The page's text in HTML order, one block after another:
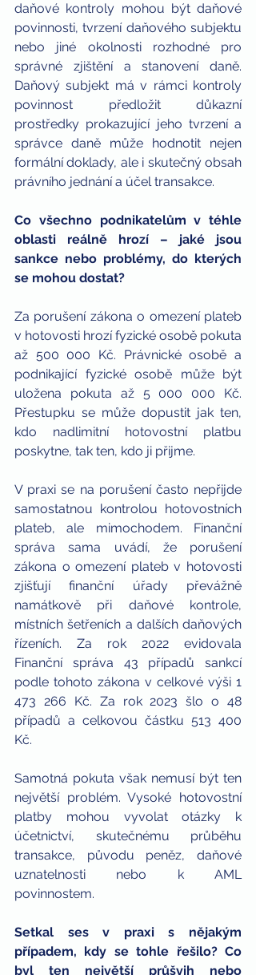
daňové kontroly mohou být daňové
povinnosti, tvrzení daňového subjektu
nebo jiné okolnosti rozhodné pro
správné zjištění a stanovení daně.
Daňový subjekt má v rámci kontroly
povinnost předložit důkazní
prostředky prokazující jeho tvrzení a
správce daně může hodnotit nejen
formální doklady, ale i skutečný obsah
právního jednání a účel transakce.
Co všechno podnikatelům v téhle
oblasti reálně hrozí – jaké jsou
sankce nebo problémy, do kterých
se mohou dostat?
Za porušení zákona o omezení plateb
v hotovosti hrozí fyzické osobě pokuta
až 500 000 Kč. Právnické osobě a
podnikající fyzické osobě může být
uložena pokuta až 5 000 000 Kč.
Přestupku se může dopustit jak ten,
kdo nadlimitní hotovostní platbu
poskytne, tak ten, kdo ji přijme.
V praxi se na porušení často nepřijde
samostatnou kontrolou hotovostních
plateb, ale mimochodem. Finanční
správa sama uvádí, že porušení
zákona o omezení plateb v hotovosti
zjišťují finanční úřady převážně
namátkově při daňové kontrole,
místních šetřeních a dalších daňových
řízeních. Za rok 2022 evidovala
Finanční správa 43 případů sankcí
podle tohoto zákona v celkové výši 1
473 266 Kč. Za rok 2023 šlo o 48
případů a celkovou částku 513 400
Kč.
Samotná pokuta však nemusí být ten
největší problém. Vysoké hotovostní
platby mohou vyvolat otázky k
účetnictví, skutečnému průběhu
transakce, původu peněz, daňové
uznatelnosti nebo k AML
povinnostem.
Setkal ses v praxi s nějakým
případem, kdy se tohle řešilo? Co
byl ten největší průšvih nebo